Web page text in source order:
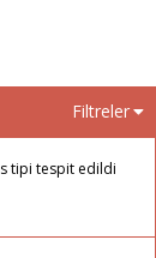
Filtreler
tipi tespit edildi